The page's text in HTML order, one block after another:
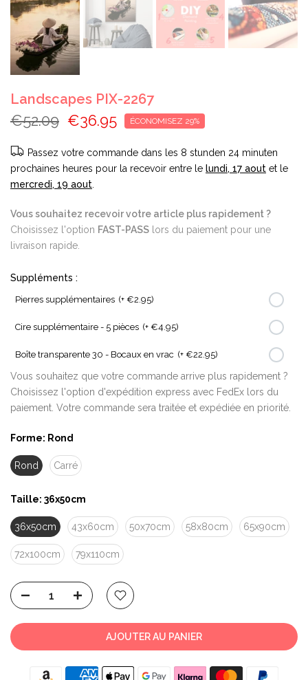
Landscapes PIX-2267
€52.09 €36.95 ÉCONOMISEZ 29%
Passez votre commande dans les 8 stunden 24 minuten
prochaines heures pour la recevoir entre le lundi, 17 aout et le
mercredi, 19 aout
Vous souhaitez recevoir votre article plus rapidement ?
Choisissez l'option FAST-PASS lors du paiement pour une
livraison rapide.
Suppléments :
Pierres supplémentaires (+ €2.95)
Cire supplémentaire - 5 pièces (+ €4.95)
Boîte transparente 30 - Bocaux en vrac (+ €22.95)
Vous souhaitez que votre commande arrive plus rapidement ?
Choisissez l'option d'expédition express avec FedEx lors du
paiement. Votre commande sera traitée et expédiée en priorité.
Forme: Rond
Rond Carré
Taille: 36x50cm
36x50cm 43x60cm 50x70cm 58x80cm 65x90cm
72x100cm 79x110cm
AJOUTER AU PANIER